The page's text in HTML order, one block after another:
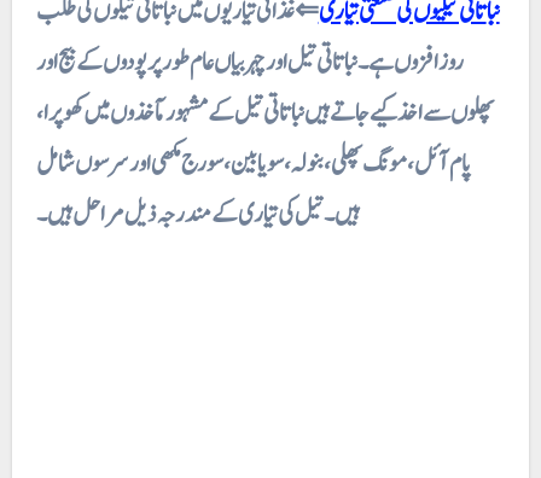
نباتاتی تیلیوں کی صنعتی تیاری⇐ غذائی تیاریوں میں نباتاتی تیلوں کی طلب
روز افزوں ہے۔ نباتاتی تیل اور چہر بیاں عام طور پر پودوں کے بیج اور
پھلوں سے اخذ کیے جاتے ہیں نباتاتی تیل کے مشہور مآخذوں میںکھوپرا،
پام آئل ، مونگ پھلی ، بنولہ ، سویا بین ، سورج مکھی اور سرسوں شامل
ہیں۔ تیل کی تیاری کے مندرجہ ذیل مراحل ہیں ۔